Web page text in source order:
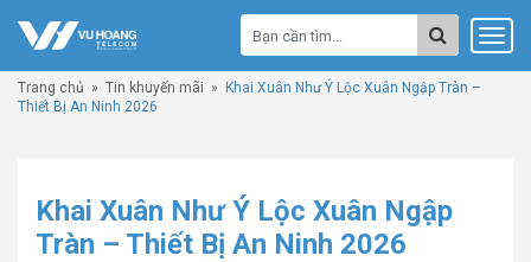
Trang chủ » Tin khuyến mãi »
Khai Xuân Như Ý Lộc Xuân Ngập Tràn –
Thiết Bị An Ninh 2026
Khai Xuân Như Ý Lộc Xuân Ngập
Tràn – Thiết Bị An Ninh 2026